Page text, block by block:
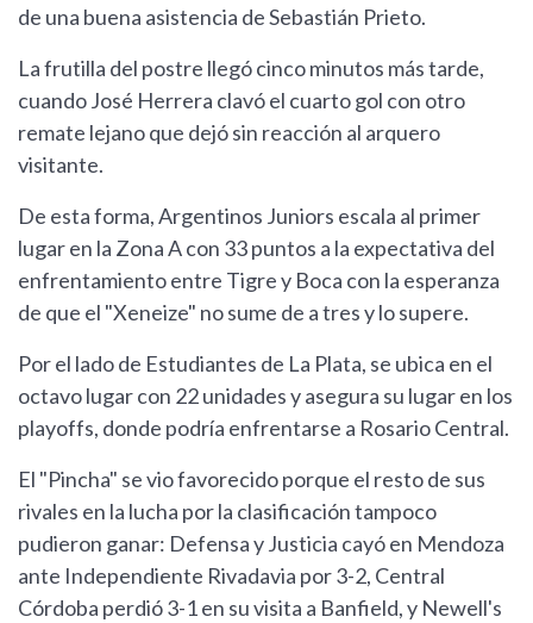
de una buena asistencia de Sebastián Prieto.
La frutilla del postre llegó cinco minutos más tarde,
cuando José Herrera clavó el cuarto gol con otro
remate lejano que dejó sin reacción al arquero
visitante.
De esta forma, Argentinos Juniors escala al primer
lugar en la Zona A con 33 puntos a la expectativa del
enfrentamiento entre Tigre y Boca con la esperanza
de que el "Xeneize" no sume de a tres y lo supere.
Por el lado de Estudiantes de La Plata, se ubica en el
octavo lugar con 22 unidades y asegura su lugar en los
playoffs, donde podría enfrentarse a Rosario Central.
El "Pincha" se vio favorecido porque el resto de sus
rivales en la lucha por la clasificación tampoco
pudieron ganar: Defensa y Justicia cayó en Mendoza
ante Independiente Rivadavia por 3-2, Central
Córdoba perdió 3-1 en su visita a Banfield, y Newell's